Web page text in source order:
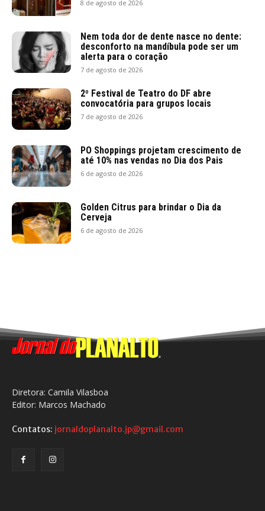
8 de agosto de 2026
Nem toda dor de dente nasce no dente:
desconforto na mandíbula pode ser um
alerta para o coração
7 de agosto de 2026
2º Festival de Teatro do DF abre
convocatória para grupos locais
7 de agosto de 2026
PO Shoppings projetam crescimento de
até 10% nas vendas no Dia dos Pais
6 de agosto de 2026
Golden Citrus para brindar o Dia da
Cerveja
6 de agosto de 2026
Diretora: Camila Vilasboa
Editor: Marcos Machado
Contatos: jornaldoplanalto.jp@gmail.com